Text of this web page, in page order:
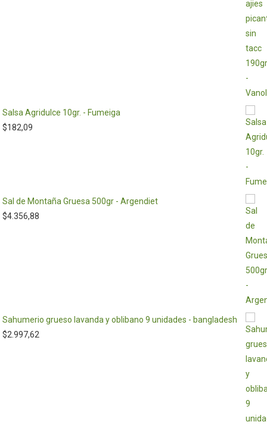
Salsa Agridulce 10gr. - Fumeiga
$182,09
Sal de Montaña Gruesa 500gr - Argendiet
$4.356,88
Sahumerio grueso lavanda y oblibano 9 unidades - bangladesh
$2.997,62